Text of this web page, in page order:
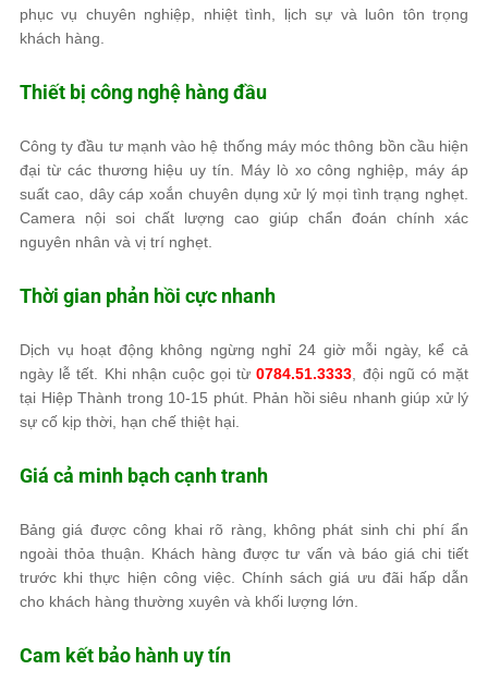
phục vụ chuyên nghiệp, nhiệt tình, lịch sự và luôn tôn trọng
khách hàng.
Thiết bị công nghệ hàng đầu
Công ty đầu tư mạnh vào hệ thống máy móc thông bồn cầu hiện
đại từ các thương hiệu uy tín. Máy lò xo công nghiệp, máy áp
suất cao, dây cáp xoắn chuyên dụng xử lý mọi tình trạng nghẹt.
Camera nội soi chất lượng cao giúp chẩn đoán chính xác
nguyên nhân và vị trí nghẹt.
Thời gian phản hồi cực nhanh
Dịch vụ hoạt động không ngừng nghỉ 24 giờ mỗi ngày, kể cả
ngày lễ tết. Khi nhận cuộc gọi từ0784.51.3333 , đội ngũ có mặt
tại Hiệp Thành trong 10-15 phút. Phản hồi siêu nhanh giúp xử lý
sự cố kịp thời, hạn chế thiệt hại.
Giá cả minh bạch cạnh tranh
Bảng giá được công khai rõ ràng, không phát sinh chi phí ẩn
ngoài thỏa thuận. Khách hàng được tư vấn và báo giá chi tiết
trước khi thực hiện công việc. Chính sách giá ưu đãi hấp dẫn
cho khách hàng thường xuyên và khối lượng lớn.
Cam kết bảo hành uy tín